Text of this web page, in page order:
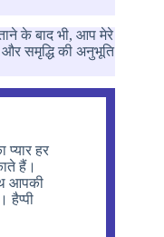
के बाद भी, आप मेरे
समृद्धि की अनुभूति
हर
हैं।
आपकी
हैप्पी